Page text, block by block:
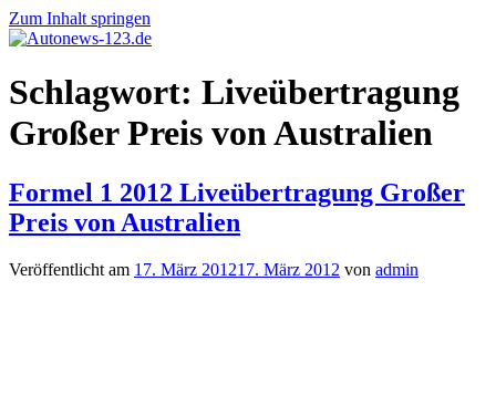
Zum Inhalt springen
Autonews-
123.de
Autonews
mit
Schlagwort: Liveübertragung
Großer Preis von Australien
Formel 1 2012 Liveübertragung Großer
Preis von Australien
Veröffentlicht am 17. März 201217. März 2012 von admin